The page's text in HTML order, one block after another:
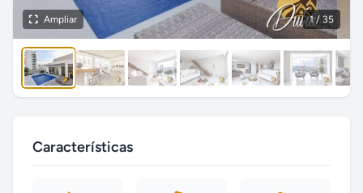
1/ 35
Ampliar
Características